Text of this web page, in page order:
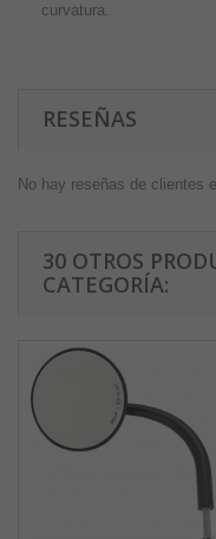
curvatura.
RESEÑAS
No hay reseñas de clientes
30 OTROS
CATEGORÍA: